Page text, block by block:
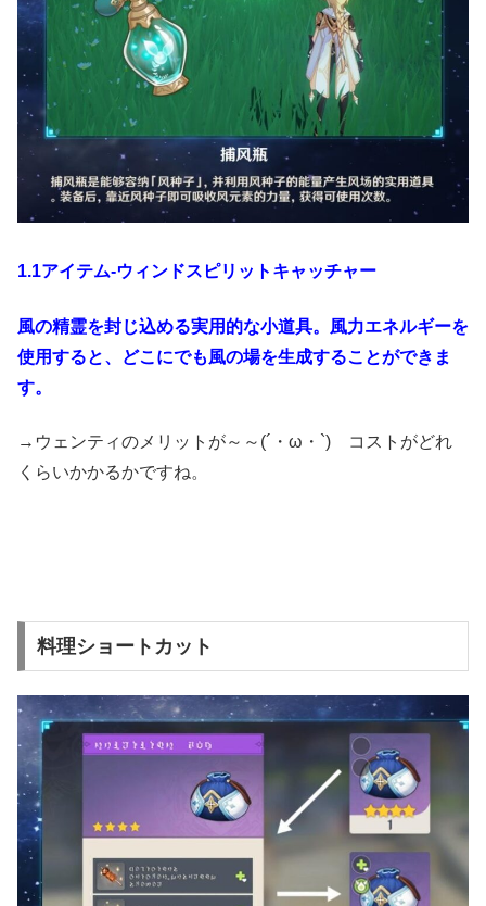
1.1アイテム-ウィンドスピリットキャッチャー
風の精霊を封じ込める実用的な小道具。風力エネルギーを
使用すると、どこにでも風の場を生成することができま
す。
→ウェンティのメリットが～～(´・ω・`) コストがどれ
くらいかかるかですね。
料理ショートカット